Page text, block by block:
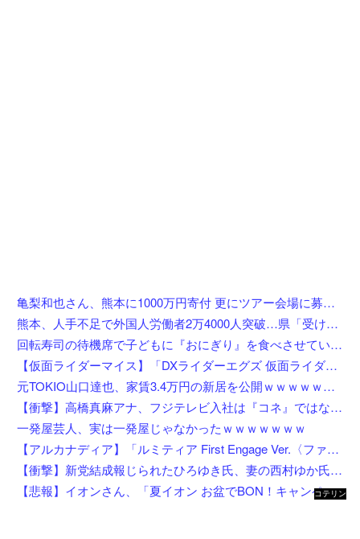
亀梨和也さん、熊本に1000万円寄付 更にツアー会場に募金箱設置
熊本、人手不足で外国人労働者2万4000人突破…県「受け入れ拡大」へ
回転寿司の待機席で子どもに『おにぎり』を食べさせている親を目撃したんだが……え？！何しにきたん？
【仮面ライダーマイス】「DXライダーエグズ 仮面ライダーストア東京セット」仮面ライダーストアで発売決定
元TOKIO山口達也、家賃3.4万円の新居を公開ｗｗｗｗｗｗｗｗ
【衝撃】高橋真麻アナ、フジテレビ入社は『コネ』ではないが…「忖度じゃないですか？」←これw w w w w w w w
一発屋芸人、実は一発屋じゃなかったｗｗｗｗｗｗｗ
【アルカナディア】「ルミティア First Engage Ver.〈ファーストエンゲージVer.〉」プラモデル【5日予約開始】
【衝撃】新党結成報じられたひろゆき氏、妻の西村ゆか氏がＸで激怒してしまうw w w w w w w w w
【悲報】イオンさん、「夏イオン お盆でBON！キャンペーン」からBON！を削除 理由不明
コテリン